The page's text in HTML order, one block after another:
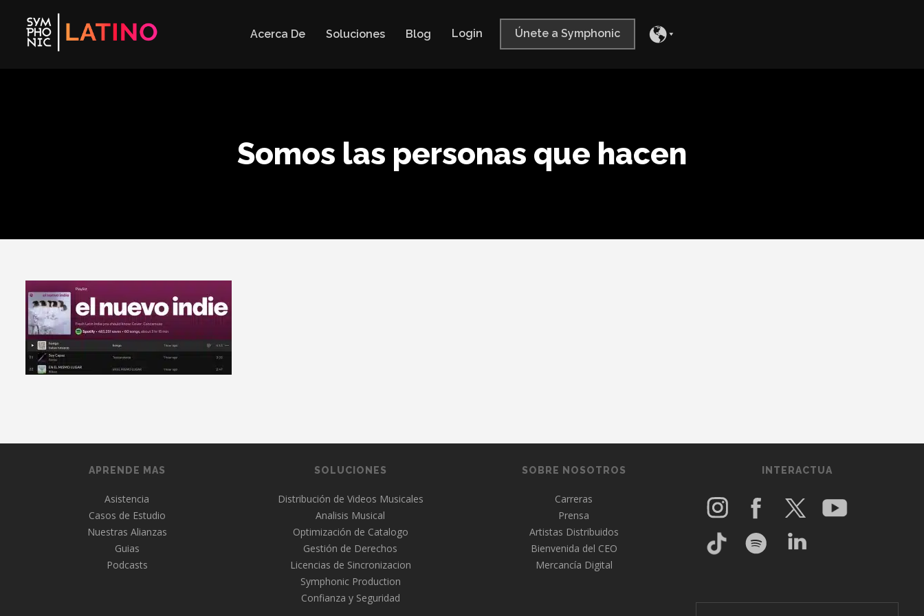
Acerca De Soluciones Blog Login Únete a Symphonic
Somos las personas que hacen
APRENDE MAS
Asistencia
Casos de Estudio
Nuestras Alianzas
Guias
Podcasts
SOLUCIONES
Distribución de Videos Musicales
Analisis Musical
Optimización de Catalogo
Gestión de Derechos
Licencias de Sincronizacion
Symphonic Production
Confianza y Seguridad
SOBRE NOSOTROS
Carreras
Prensa
Artistas Distribuidos
Bienvenida del CEO
Mercancía Digital
INTERACTUA